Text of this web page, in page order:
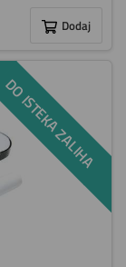
Dodaj
DO ISTEKA ZALIHA